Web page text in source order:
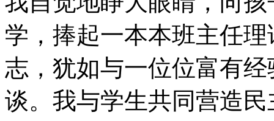
学，捧起一本本班主任
志，犹如与一位位富有
谈。我与学生共同营造